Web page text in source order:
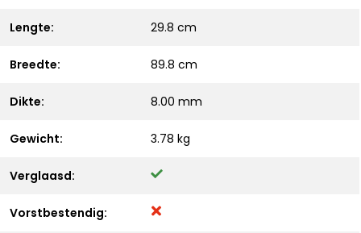
Lengte: 29.8 cm
Breedte: 89.8 cm
Dikte: 8.00 mm
Gewicht: 3.78 kg
Verglaasd:
Vorstbestendig: